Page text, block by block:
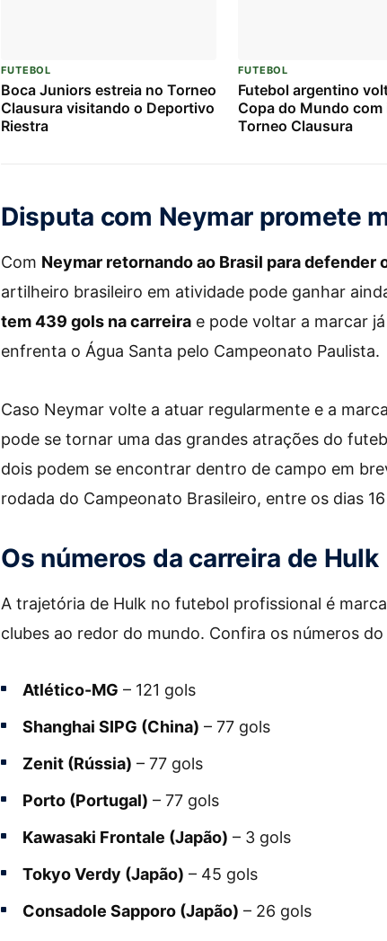
FUTEBOL
Boca Juniors estreia no Torneo
Clausura visitando o Deportivo
Riestra
FUTEBOL
Futebol argentino
Copa do Mundo com
Torneo Clausura
Disputa com Neymar promete
Com Neymar retornando ao Brasil para defender
artilheiro brasileiro em atividade pode ganhar
tem 439 gols na carreira e pode voltar a marcar
enfrenta o Água Santa pelo Campeonato Paulista.
Caso Neymar volte a atuar regularmente e a
pode se tornar uma das grandes atrações do
dois podem se encontrar dentro de campo em
rodada do Campeonato Brasileiro, entre os dias
Os números da carreira de Hulk
A trajetória de Hulk no futebol profissional é
clubes ao redor do mundo. Confira os números
Atlético-MG – 121 gols
Shanghai SIPG (China) – 77 gols
Zenit (Rússia) – 77 gols
Porto (Portugal) – 77 gols
Kawasaki Frontale (Japão) – 3 gols
Tokyo Verdy (Japão) – 45 gols
Consadole Sapporo (Japão) – 26 gols